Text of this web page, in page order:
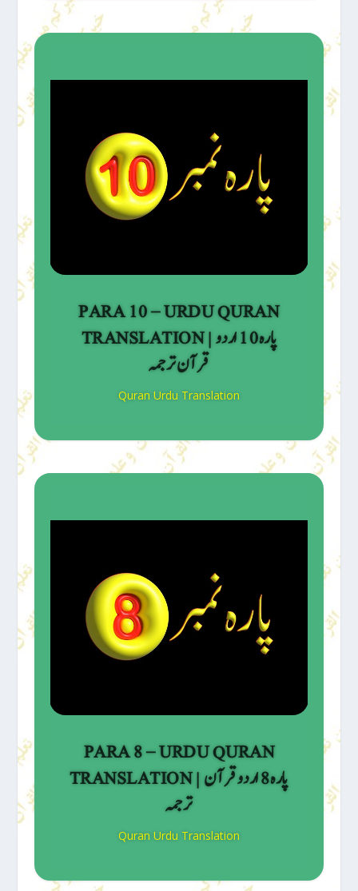
PARA 10 – URDU QURAN
TRANSLATION | پارہ 10 اردو
قرآن ترجمہ
Quran Urdu Translation
PARA 8 – URDU QURAN
TRANSLATION | پارہ 8 اردو قرآن
ترجمہ
Quran Urdu Translation